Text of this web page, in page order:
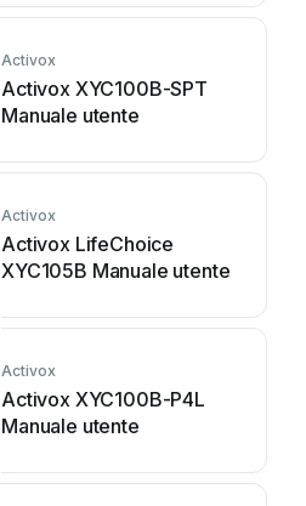
Activox
Activox XYC100B-SPT
Manuale utente
Activox
Activox LifeChoice
XYC105B Manuale utente
Activox
Activox XYC100B-P4L
Manuale utente